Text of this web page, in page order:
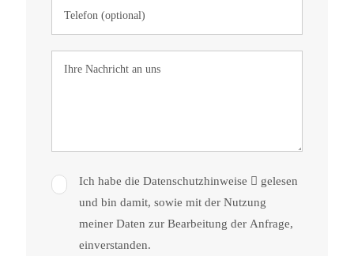
Ich habe die Daten­schutz­hinweise
gelesen
und bin damit, sowie mit der Nutzung
meiner Daten zur Bearbeitung der Anfrage,
einverstanden.